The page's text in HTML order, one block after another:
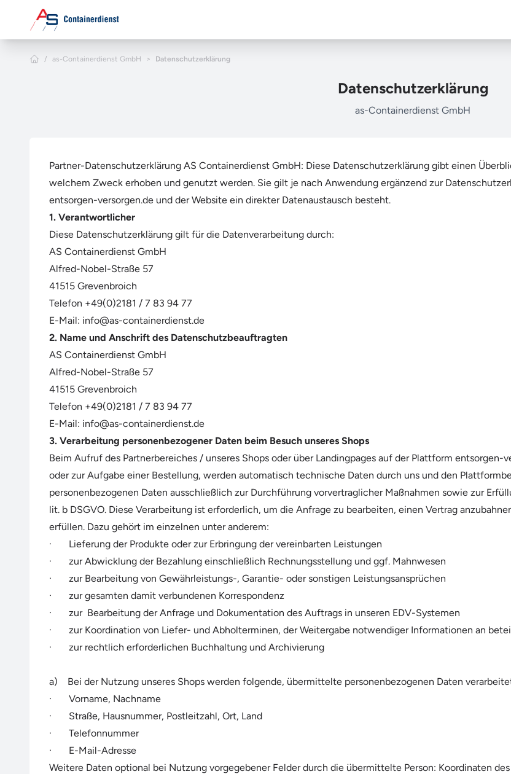
Zum Hauptinhalt springen
Home
/ as-Containerdienst GmbH > Datenschutzerklärung
Datenschutzerklärung
as-Containerdienst GmbH
Partner-Datenschutzerklärung AS Containerdienst GmbH: Diese Datenschutzerklärung gibt einen
welchem Zweck erhoben und genutzt werden. Sie gilt je nach Anwendung ergänzend zur
entsorgen-versorgen.de und der Website ein direkter Datenaustausch besteht.
1. Verantwortlicher
Diese Datenschutzerklärung gilt für die Datenverarbeitung durch:
AS Containerdienst GmbH
Alfred-Nobel-Straße 57
41515 Grevenbroich
Telefon +49(0)2181 / 7 83 94 77
E-Mail: info@as-containerdienst.de
2. Name und Anschrift des Datenschutzbeauftragten
AS Containerdienst GmbH
Alfred-Nobel-Straße 57
41515 Grevenbroich
Telefon +49(0)2181 / 7 83 94 77
E-Mail: info@as-containerdienst.de
3. Verarbeitung personenbezogener Daten beim Besuch unseres Shops
Beim Aufruf des Partnerbereiches / unseres Shops oder über Landingpages auf der Plattform
oder zur Aufgabe einer Bestellung, werden automatisch technische Daten durch uns und den
personenbezogenen Daten ausschließlich zur Durchführung vorvertraglicher Maßnahmen sowie zur
lit. b DSGVO. Diese Verarbeitung ist erforderlich, um die Anfrage zu bearbeiten, einen Vertrag
erfüllen. Dazu gehört im einzelnen unter anderem:
· Lieferung der Produkte oder zur Erbringung der vereinbarten Leistungen
· zur Abwicklung der Bezahlung einschließlich Rechnungsstellung und ggf. Mahnwesen
· zur Bearbeitung von Gewährleistungs-, Garantie- oder sonstigen Leistungsansprüchen
· zur gesamten damit verbundenen Korrespondenz
· zur Bearbeitung der Anfrage und Dokumentation des Auftrags in unseren EDV-Systemen
· zur Koordination von Liefer- und Abholterminen, der Weitergabe notwendiger Informationen an
· zur rechtlich erforderlichen Buchhaltung und Archivierung
a) Bei der Nutzung unseres Shops werden folgende, übermittelte personenbezogenen Daten
· Vorname, Nachname
· Straße, Hausnummer, Postleitzahl, Ort, Land
· Telefonnummer
· E-Mail-Adresse
Weitere Daten optional bei Nutzung vorgegebener Felder durch die übermittelte Person: Koordinaten